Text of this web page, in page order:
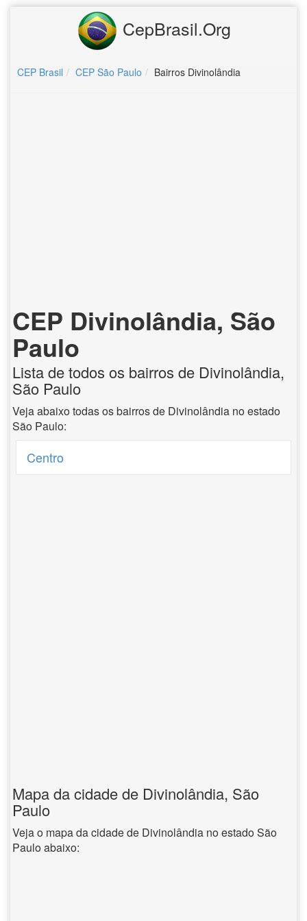
CepBrasil.Org
CEP Brasil CEP São Paulo Bairros Divinolândia
CEP Divinolândia, São
Paulo
Lista de todos os bairros de Divinolândia,
São Paulo
Veja abaixo todas os bairros de Divinolândia no estado
São Paulo:
Centro
Mapa da cidade de Divinolândia, São
Paulo
Veja o mapa da cidade de Divinolândia no estado São
Paulo abaixo: